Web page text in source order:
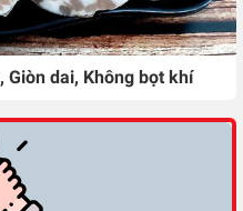
Giòn dai, Không bọt khí